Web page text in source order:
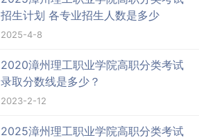
招生计划 各专业招生人数是多少
2025-4-8
2020漳州理工职业学院高职分类考试
录取分数线是多少？
2023-2-12
2025漳州理工职业学院高职分类考试